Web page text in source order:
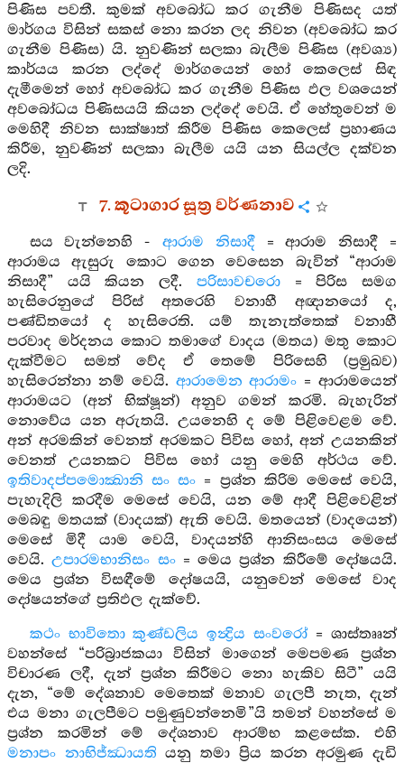
පිණිස පවතී. කුමක් අවබෝධ කර ගැනීම පිණිසද යත්
මාර්ගය විසින් සකස් නො කරන ලද නිවන (අවබෝධ කර
ගැනීම පිණිස) යි. නුවණින් සලකා බැලීම පිණිස (අවශ්‍ය)
කාර්යය කරන ලද්දේ මාර්ගයෙන් හෝ කෙලෙස් සිඳ
දැමීමෙන් හෝ අවබෝධ කර ගැනීම පිණිස ඵල වශයෙන්
අවබෝධය පිණිසයයි කියන ලද්දේ වෙයි. ඒ හේතුවෙන් ම
මෙහිදී නිවන සාක්ෂාත් කිරීම පිණිස කෙලෙස් ප්‍රහාණය
කිරීම, නුවණින් සලකා බැලීම යයි යන සියල්ල දක්වන
ලදි.
7. කූටාගාර සූත්‍ර වර්ණනාව
සය වැන්නෙහි -ආරාම නිසාදී= ආරාම නිසාදී =
ආරාමය ඇසුරු කොට ගෙන වෙසෙන බැවින් “ආරාම
නිසාදී” යයි කියන ලදී. පරිසාවචරො= පිරිස සමග
හැසිරෙනුයේ පිරිස් අතරෙහි වනාහී අඥානයෝ ද,
පණ්ඩිතයෝ ද හැසිරෙති. යම් තැනැත්තෙක් වනාහී
පරවාද මර්දනය කොට තමාගේ වාදය (මතය) මතු කොට
දැක්වීමට සමත් වේද ඒ තෙමේ පිරිසෙහි (ප්‍රමුඛව)
හැසිරෙන්නා නම් වෙයි. ආරාමෙන ආරාමං = ආරාමයෙන්
ආරාමයට (අන් භික්ෂූන්) අනුව ගමන් කරමි. බැහැරින්
නොවේය යන අරුතයි. උයනෙහි ද මේ පිළිවෙළම වේ.
අන් අරමකින් වෙනත් අරමකට පිවිස හෝ, අන් උයනකින්
වෙනත් උයනකට පිවිස හෝ යනු මෙහි අර්ථය වේ.
ඉතිවාදප්පමොක්‍ඛානි සං සං = ප්‍රශ්න කිරිම මෙසේ වෙයි,
පැහැදිලි කරදීම මෙසේ වෙයි, යන මේ ආදී පිළිවෙළින්
මෙබඳු මතයක් (වාදයක්) ඇති වෙයි. මතයෙන් (වාදයෙන්)
මෙසේ මිදී යාම වෙයි, වාදයන්හි ආනිසංසය මෙසේ
වෙයි.උපාරමභානිසං සං= මෙය ප්‍රශ්න කිරීමේ දෝෂයයි.
මෙය ප්‍රශ්න විසඳීමේ දෝෂයයි, යනුවෙන් මෙසේ වාද
දෝෂයන්ගේ ප්‍රතිඵල දැක්වේ.
කථං භාවිතො කුණ්ඩලිය ඉන්‍ද්‍රිය සංවරෝ= ශාස්තෲන්
වහන්සේ “පරිබ්‍රාජකයා විසින් මාගෙන් මෙපමණ ප්‍රශ්න
විචාරණ ලදී, දැන් ප්‍රශ්න කිරීමට නො හැකිව සිටී” යයි
දැන, “මේ දේශනාව මෙතෙක් මනාව ගැලපී නැත, දැන්
එය මනා ගැලපීමට පමුණුවන්නෙමි”යි තමන් වහන්සේ ම
ප්‍රශ්න කරමින් මේ දේශනාව ආරම්භ කළසේක. එහි
මනාපං නාභිජ්ඣායති යනු තමා ප්‍රිය කරන අරමුණ දැඩි